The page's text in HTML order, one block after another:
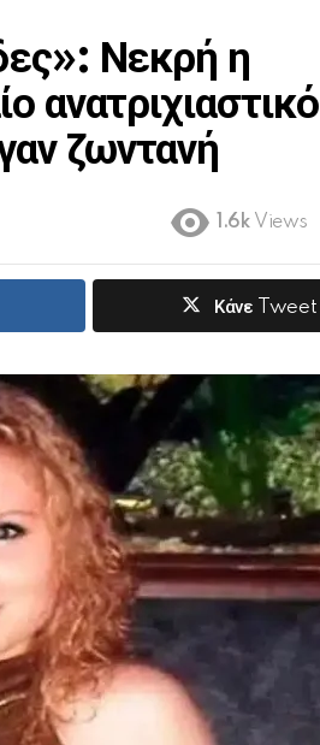
Νεκρή η
ανατριχιαστικό
ζωντανή
1.6k Views
Κάνε Tweet